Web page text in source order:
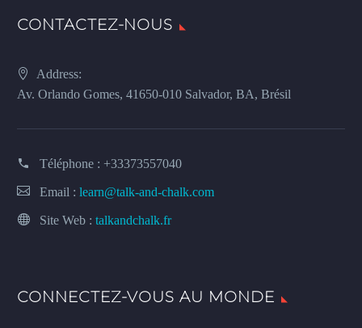
CONTACTEZ-NOUS
Address:
Av. Orlando Gomes, 41650-010 Salvador, BA, Brésil
Téléphone : +33373557040
Email : learn@talk-and-chalk.com
Site Web : talkandchalk.fr
CONNECTEZ-VOUS AU MONDE